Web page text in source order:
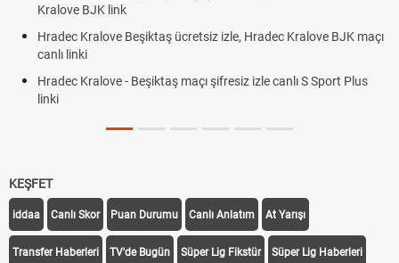
Kralove BJK link
Hradec Kralove Beşiktaş ücretsiz izle, Hradec Kralove BJK maçı
canlı linki
Hradec Kralove - Beşiktaş maçı şifresiz izle canlı S Sport Plus
linki
KEŞFET
iddaa Canlı Skor Puan Durumu Canlı Anlatım At Yarışı
Transfer Haberleri TV'de Bugün Süper Lig Fikstür Süper Lig Haberleri